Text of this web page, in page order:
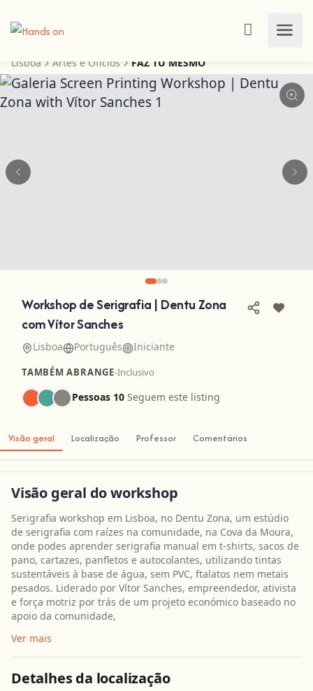
Lisboa Artes e Ofícios FAZ TU MESMO
Workshop de Serigrafia | Dentu Zona
com Vítor Sanches
Lisboa Português Iniciante
TAMBÉM ABRANGE-Inclusivo
Pessoas 10 Seguem este listing
Visão geral Localização Professor Comentários
Visão geral do workshop
Serigrafia workshop em Lisboa, no Dentu Zona, um estúdio
de serigrafia com raízes na comunidade, na Cova da Moura,
onde podes aprender serigrafia manual em t-shirts, sacos de
pano, cartazes, panfletos e autocolantes, utilizando tintas
sustentáveis à base de água, sem PVC, ftalatos nem metais
pesados. Liderado por Vítor Sanches, empreendedor, ativista
e força motriz por trás de um projeto económico baseado no
apoio da comunidade,
Ver mais
Detalhes da localização